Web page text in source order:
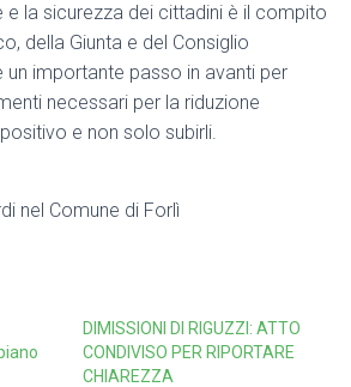
e la sicurezza dei cittadini è il compito
della Giunta e del Consiglio
un importante passo in avanti per
necessari per la riduzione
e non solo subirli.
nel Comune di Forlì
DIMISSIONI DI RIGUZZI: ATTO
CONDIVISO PER RIPORTARE
CHIAREZZA